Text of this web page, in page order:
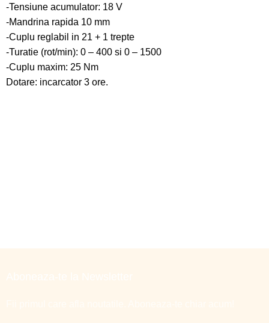
-Tensiune acumulator: 18 V
-Mandrina rapida 10 mm
-Cuplu reglabil in 21 + 1 trepte
-Turatie (rot/min): 0 – 400 si 0 – 1500
-Cuplu maxim: 25 Nm
Dotare: incarcator 3 ore.